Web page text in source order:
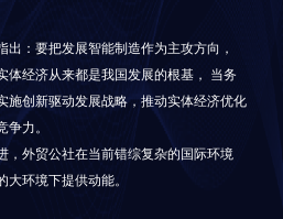
出：要把发展智能制造作为主攻方向，
体经济从来都是我国发展的根基， 当务
施创新驱动发展战略，推动实体经济优化
力。
，外贸公社在当前错综复杂的国际环境
环境下提供动能。